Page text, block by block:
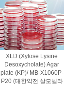
XLD (Xylose Lysine
Desoxycholate) Agar
plate (KP)/ MB-X1060P-
P20 (대한약전 살모넬라